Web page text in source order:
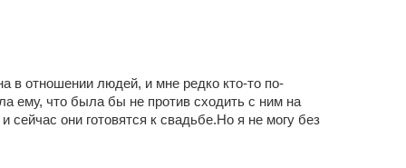
в отношении людей, и мне редко кто-то по-
ему, что была бы не против сходить с ним на
они готовятся к свадьбе.Но я не могу без